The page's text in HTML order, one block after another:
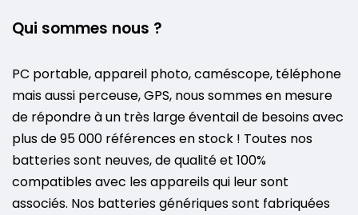
Qui sommes nous ?
PC portable, appareil photo, caméscope, téléphone
mais aussi perceuse, GPS, nous sommes en mesure
de répondre à un très large éventail de besoins avec
plus de 95 000 références en stock ! Toutes nos
batteries sont neuves, de qualité et 100%
compatibles avec les appareils qui leur sont
associés. Nos batteries génériques sont fabriquées